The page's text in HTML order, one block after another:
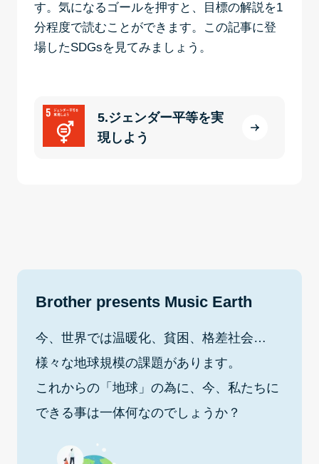
す。気になるゴールを押すと、目標の解説を1
分程度で読むことができます。この記事に登
場したSDGsを見てみましょう。
5.ジェンダー平等を実
現しよう
Brother presents Music Earth
今、世界では温暖化、貧困、格差社会…
様々な地球規模の課題があります。
これからの「地球」の為に、今、私たちに
できる事は一体何なのでしょうか？